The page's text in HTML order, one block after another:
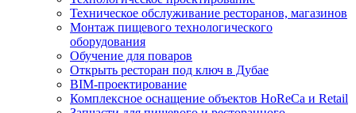
Техническое обслуживание ресторанов, магазинов
Монтаж пищевого технологического
оборудования
Обучение для поваров
Открыть ресторан под ключ в Дубае
BIM-проектирование
Комплексное оснащение объектов HoReCa и Retail